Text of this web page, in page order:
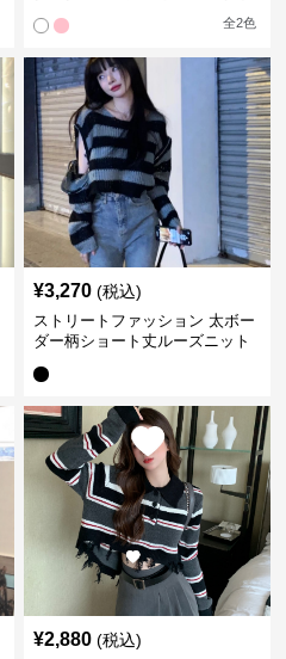
全2色
¥3,270 (税込)
ストリートファッション 太ボー
ダー柄ショート丈ルーズニット
¥2,880 (税込)